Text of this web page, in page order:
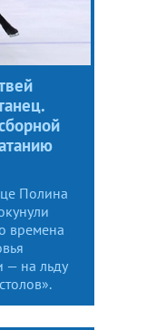
Полина
времена
— на льду